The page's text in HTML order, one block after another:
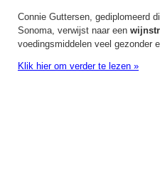
Connie Guttersen, gediplomeerd
Sonoma, verwijst naar een
voedingsmiddelen veel gezonder
Klik hier om verder te lezen »